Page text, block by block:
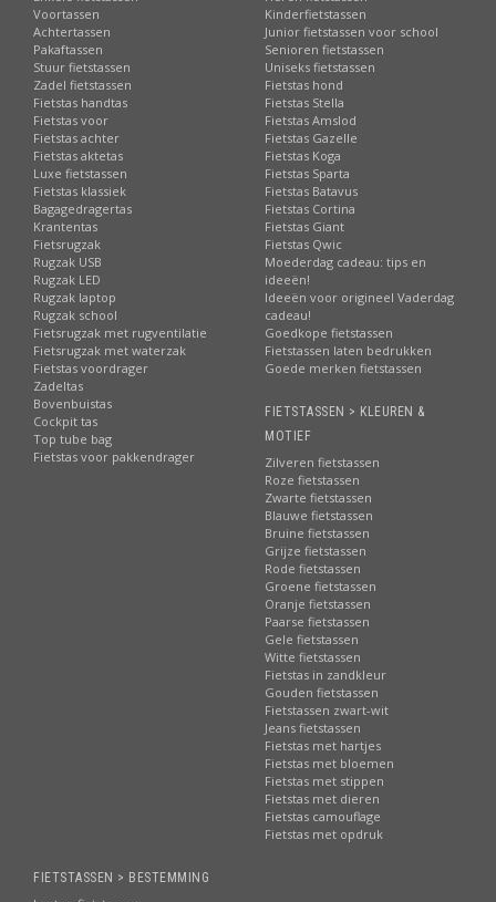
Betrouwbare levering:
via PostNL
Uitstekende service
en online bereikbaarheid
Beste reviews:
uitstekende waardering van onze klanten
Riant assortiment:
elk merk, elk type fietstas!
Voortassen
Achtertassen
Pakaftassen
Stuur fietstassen
Zadel fietstassen
Fietstas handtas
Fietstas voor
Fietstas achter
Fietstas aktetas
Luxe fietstassen
Fietstas klassiek
Bagagedragertas
Krantentas
Fietsrugzak
Rugzak USB
Rugzak LED
Rugzak laptop
Rugzak school
Fietsrugzak met rugventilatie
Fietsrugzak met waterzak
Fietstas voordrager
Zadeltas
Bovenbuistas
Cockpit tas
Top tube bag
Fietstas voor pakkendrager
Kinderfietstassen
Junior fietstassen voor school
Senioren fietstassen
Uniseks fietstassen
Fietstas hond
Fietstas Stella
Fietstas Amslod
Fietstas Gazelle
Fietstas Koga
Fietstas Sparta
Fietstas Batavus
Fietstas Cortina
Fietstas Giant
Fietstas Qwic
Moederdag cadeau: tips en
ideeën!
Ideeën voor origineel Vaderdag
cadeau!
Goedkope fietstassen
Fietstassen laten bedrukken
Goede merken fietstassen
FIETSTASSEN > KLEUREN &
MOTIEF
Zilveren fietstassen
Roze fietstassen
Zwarte fietstassen
Blauwe fietstassen
Bruine fietstassen
Grijze fietstassen
Rode fietstassen
Groene fietstassen
Oranje fietstassen
Paarse fietstassen
Gele fietstassen
Witte fietstassen
Fietstas in zandkleur
Gouden fietstassen
Fietstassen zwart-wit
Jeans fietstassen
Fietstas met hartjes
Fietstas met bloemen
Fietstas met stippen
Fietstas met dieren
Fietstas camouflage
Fietstas met opdruk
FIETSTASSEN > BESTEMMING